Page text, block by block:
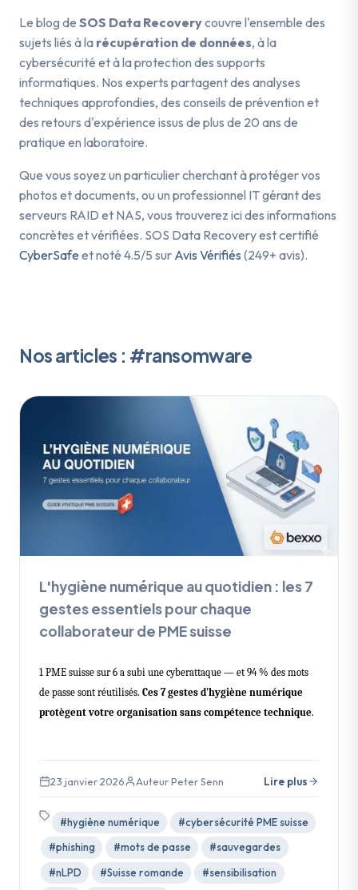
Le blog de SOS Data Recoverycouvre l'ensemble des
sujets liés à la récupération de données, à la
cybersécurité et à la protection des supports
informatiques. Nos experts partagent des analyses
techniques approfondies, des conseils de prévention et
des retours d'expérience issus de plus de 20 ans de
pratique en laboratoire.
Que vous soyez un particulier cherchant à protéger vos
photos et documents, ou un professionnel IT gérant des
serveurs RAID et NAS, vous trouverez ici des informations
concrètes et vérifiées. SOS Data Recovery est certifié
CyberSafe et noté 4.5/5 sur Avis Vérifiés (249+ avis).
Nos articles : #ransomware
L'hygiène numérique au quotidien : les 7
gestes essentiels pour chaque
collaborateur de PME suisse
1 PME suisse sur 6 a subi une cyberattaque — et 94 % des mots
de passe sont réutilisés. Ces 7 gestes d'hygiène numérique
protègent votre organisation sans compétence technique.
23 janvier 2026 Auteur Peter Senn Lire plus
#hygiène numérique
#cybersécurité PME suisse
#phishing
#mots de passe
#sauvegardes
#nLPD
#Suisse romande
#sensibilisation